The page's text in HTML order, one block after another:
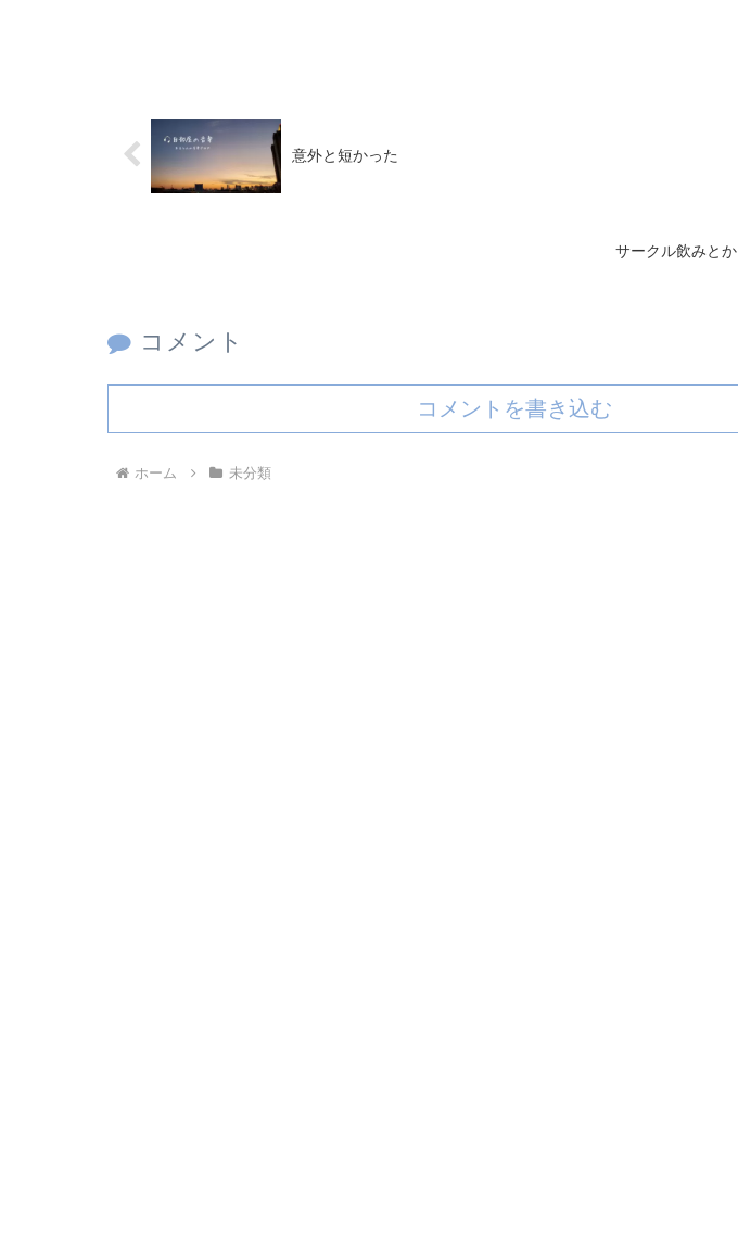
意外と短かった
サークル飲みとか
コメント
コメントを書き込む
ホーム 未分類